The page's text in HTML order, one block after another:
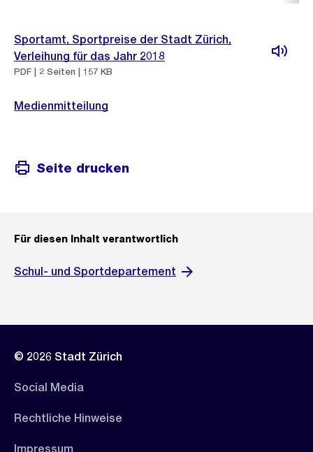
Sportamt, Sportpreise der Stadt Zürich,
Verleihung für das Jahr 2018
PDF | 2 Seiten | 157 KB
Medienmitteilung
Seite drucken
Für diesen Inhalt verantwortlich
Schul- und Sportdepartement
© 2026 Stadt Zürich
Social Media
Rechtliche Hinweise
Impressum